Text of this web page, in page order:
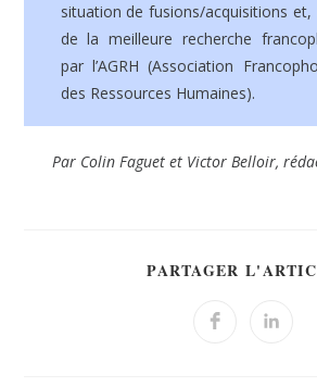
situation de fusions/acquisitions et,
de la meilleure recherche
par l’AGRH (Association
des Ressources Humaines).
Par Colin Faguet et Victor Belloir,
PARTAGER